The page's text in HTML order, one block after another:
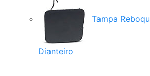
Tampa
Dianteiro